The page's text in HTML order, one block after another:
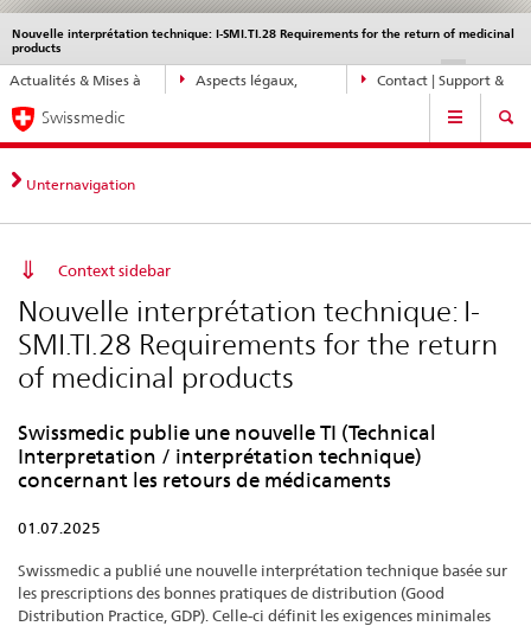
Navigation
directe:
actualités,
bases
juridiques,
contact
Actualités & Mises à
Aspects légaux,
Contact | Support &
Nouvelle interprétation technique: I-SMI.TI.28 Requirements for the return of medicinal
products
DE EN
Service
navigation
Navigation
Swissmedic
Unternavigation
Context sidebar
Nouvelle interprétation technique: I-
SMI.TI.28 Requirements for the return
of medicinal products
Swissmedic publie une nouvelle TI (Technical
Interpretation / interprétation technique)
concernant les retours de médicaments
01.07.2025
Swissmedic a publié une nouvelle interprétation technique basée sur
les prescriptions des bonnes pratiques de distribution (Good
Distribution Practice, GDP). Celle-ci définit les exigences minimales